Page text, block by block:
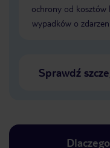
ochrony od kosztów
wypadków o
Sprawdź